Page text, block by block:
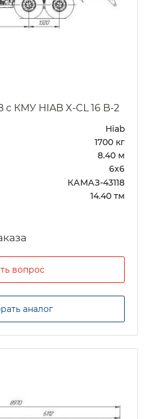
с КМУ HIAB X-CL 16 B-2
Hiab
1700 кг
8.40 м
6х6
КАМАЗ-43118
14.40 тм
вопрос
аналог